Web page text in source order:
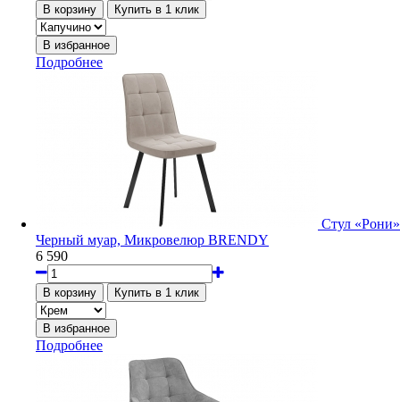
Подробнее
Стул «Рони»
Черный муар, Микровелюр BRENDY
6 590
Подробнее